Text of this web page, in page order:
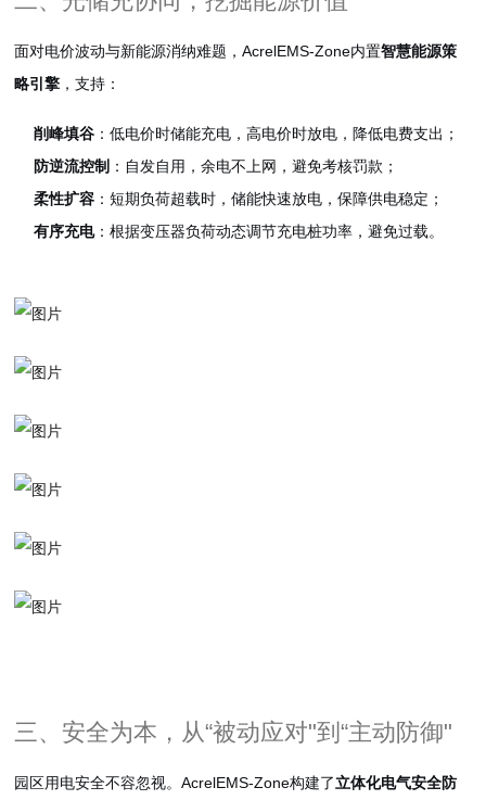
面对电价波动与新能源消纳难题，AcrelEMS-Zone内置智慧能源策
略引擎 ，支持：
削峰填谷 ：低电价时储能充电，高电价时放电，降低电费支出；
防逆流控制 ：自发自用，余电不上网，避免考核罚款；
柔性扩容 ：短期负荷超载时，储能快速放电，保障供电稳定；
有序充电：根据变压器负荷动态调节充电桩功率，避免过载。
三、安全为本，从“被动应对"到“主动防御"
园区用电安全不容忽视。AcrelEMS-Zone构建了立体化电气安全防